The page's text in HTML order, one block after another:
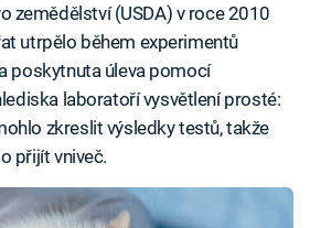
zemědělství (USDA) v roce 2010
utrpělo během experimentů
poskytnuta úleva pomocí
laboratoří vysvětlení prosté:
zkreslit výsledky testů, takže
přijít vniveč.